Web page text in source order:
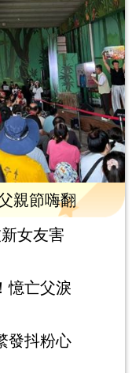
親節嗨翻
女友害
憶亡父淚
發抖粉心